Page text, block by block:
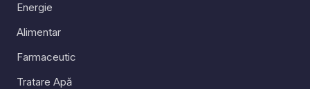
Energie
Alimentar
Farmaceutic
Tratare Apă